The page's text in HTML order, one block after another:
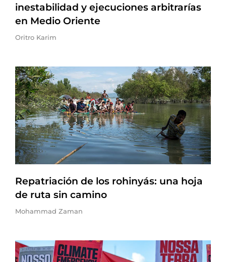
inestabilidad y ejecuciones arbitrarías
en Medio Oriente
Oritro Karim
Repatriación de los rohinyás: una hoja
de ruta sin camino
Mohammad Zaman